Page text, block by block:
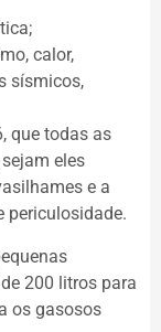
calor,
sísmicos,
que todas as
eles
e a
periculosidade.
200 litros para
os gasosos